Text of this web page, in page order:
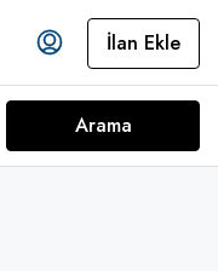
İlan Ekle
Arama